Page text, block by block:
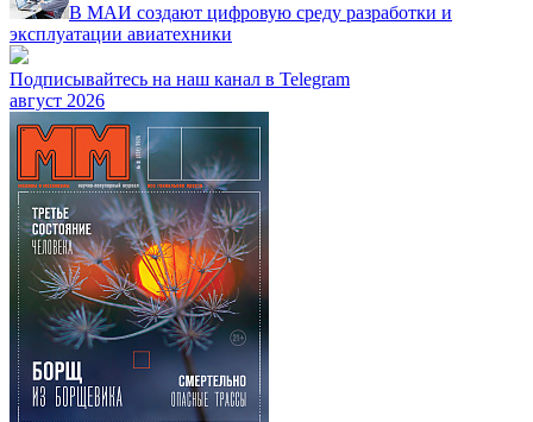
В МАИ создают цифровую среду разработки и
эксплуатации авиатехники
Подписывайтесь на наш канал в Telegram
август 2026